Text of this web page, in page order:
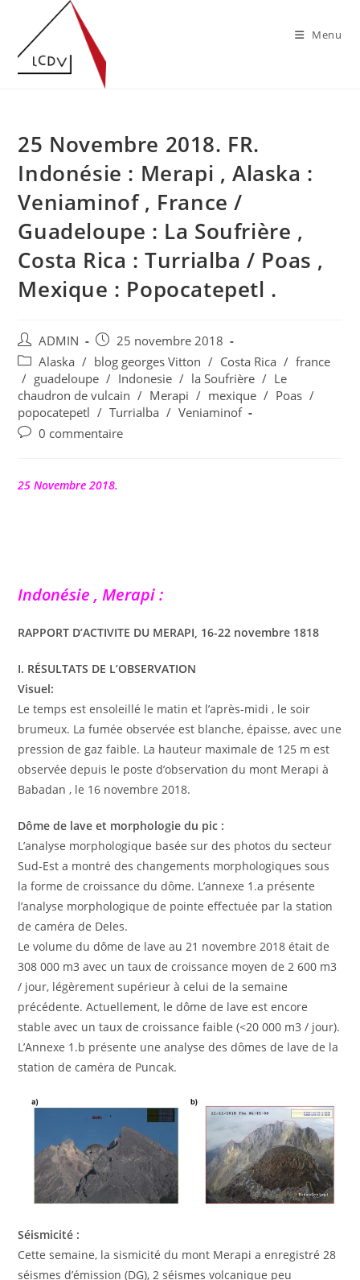
content
Menu
25 Novembre 2018. FR.
Indonésie : Merapi , Alaska :
Veniaminof , France /
Guadeloupe : La Soufrière ,
Costa Rica : Turrialba / Poas ,
Mexique : Popocatepetl .
Auteur/autrice
de
la
publication :
ADMIN
Publication
publiée :
25 novembre 2018
Post
category:
Alaska / blog georges Vitton / Costa Rica / france
/ guadeloupe / Indonesie / la Soufrière / Le
chaudron de vulcain / Merapi / mexique / Poas /
popocatepetl / Turrialba / Veniaminof
Commentaires
publication :
0 commentaire
25 Novembre 2018.
Indonésie , Merapi :
RAPPORT D’ACTIVITE DU MERAPI, 16-22 novembre 1818
I. RÉSULTATS DE L’OBSERVATION
Visuel:
Le temps est ensoleillé le matin et l’après-midi , le soir
brumeux. La fumée observée est blanche, épaisse, avec une
pression de gaz faible. La hauteur maximale de 125 m est
observée depuis le poste d’observation du mont Merapi à
Babadan , le 16 novembre 2018.
Dôme de lave et morphologie du pic :
L’analyse morphologique basée sur des photos du secteur
Sud-Est a montré des changements morphologiques sous
la forme de croissance du dôme. L’annexe 1.a présente
l’analyse morphologique de pointe effectuée par la station
de caméra de Deles.
Le volume du dôme de lave au 21 novembre 2018 était de
308 000 m3 avec un taux de croissance moyen de 2 600 m3
/ jour, légèrement supérieur à celui de la semaine
précédente. Actuellement, le dôme de lave est encore
stable avec un taux de croissance faible (<20 000 m3 / jour).
L’Annexe 1.b présente une analyse des dômes de lave de la
station de caméra de Puncak.
Séismicité :
Cette semaine, la sismicité du mont Merapi a enregistré 28
séismes d’émission (DG), 2 séismes volcanique peu